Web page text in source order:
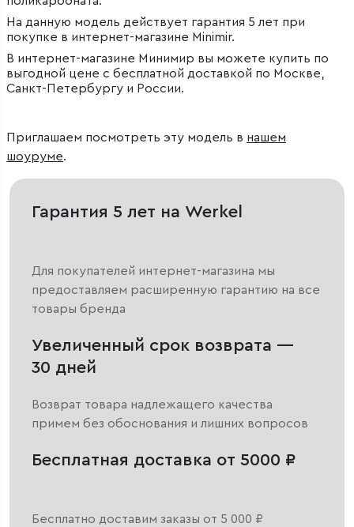
На данную модель действует гарантия 5 лет при
покупке в интернет-магазине Minimir.
В интернет-магазине Минимир вы можете купить по
выгодной цене с бесплатной доставкой по Москве,
Санкт-Петербургу и России.
Приглашаем посмотреть эту модель в нашем
шоуруме.
Гарантия 5 лет на Werkel
Для покупателей интернет-магазина мы
предоставляем расширенную гарантию на все
товары бренда
Увеличенный срок возврата —
30 дней
Возврат товара надлежащего качества
примем без обоснования и лишних вопросов
Бесплатная доставка от 5000 ₽
Бесплатно доставим заказы от 5 000 ₽